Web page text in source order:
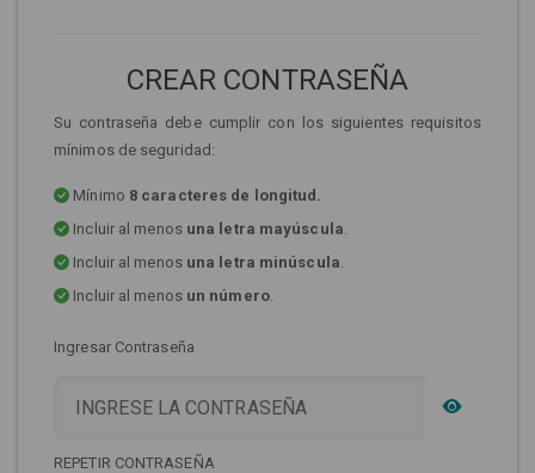
CREAR CONTRASEÑA
Su contraseña debe cumplir con los siguientes requisitos
mínimos de seguridad:
Mínimo 8 caracteres de longitud.
Incluir al menos una letra mayúscula.
Incluir al menos una letra minúscula.
Incluir al menos un número.
Ingresar Contraseña
REPETIR CONTRASEÑA